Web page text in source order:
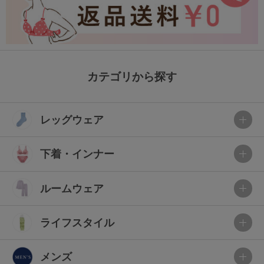
カテゴリから探す
レッグウェア
下着・インナー
ルームウェア
ライフスタイル
メンズ